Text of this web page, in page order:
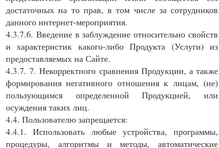
достаточных на то прав, в том числе за сотрудников
данного интернет-мероприятия.
4.3.7.6. Введение в заблуждение относительно свойств
и характеристик какого-либо Продукта (Услуги) из
предоставляемых на Сайте.
4.3.7. 7. Некорректного сравнения Продукции, а также
формирования негативного отношения к лицам, (не)
пользующимся определенной Продукцией, или
осуждения таких лиц.
4.4. Пользователю запрещается:
4.4.1. Использовать любые устройства, программы,
процедуры, алгоритмы и методы, автоматические